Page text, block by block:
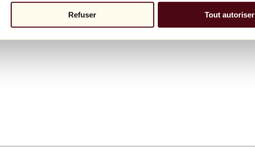
Refuser Tout autoriser